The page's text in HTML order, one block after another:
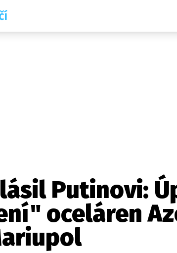
Kontakt Vydavatel Inzerce Osobní
newsbox.cz je INCORP MEDIA GROUP
Putinovi:
oceláren